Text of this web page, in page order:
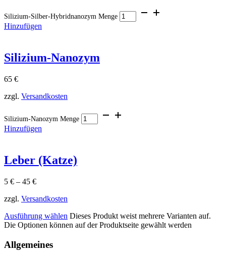
Silizium-Silber-Hybridnanozym Menge
Hinzufügen
Silizium-Nanozym
65 €
zzgl. Versandkosten
Silizium-Nanozym Menge
Hinzufügen
Leber (Katze)
5 € – 45 €
zzgl. Versandkosten
Ausführung wählen Dieses Produkt weist mehrere Varianten auf.
Die Optionen können auf der Produktseite gewählt werden
Allgemeines